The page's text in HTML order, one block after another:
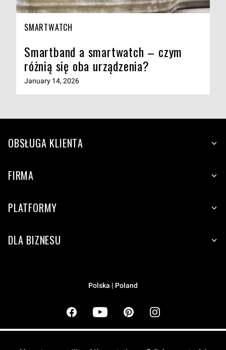
SMARTWATCH
Smartband a smartwatch – czym
różnią się oba urządzenia?
January 14, 2026
OBSŁUGA KLIENTA
FIRMA
PLATFORMY
DLA BIZNESU
Polska | Poland